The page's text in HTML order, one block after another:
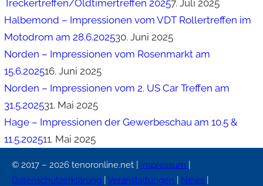
Treckertreffen/Oldtimertreffen 20257. Juli 2025
Halbemond – Impressionen vom VDT Rollertreffen im
Motodrom am 28.6.202530. Juni 2025
Norden – Impressionen vom Rosenmarkt am
15.6.202516. Juni 2025
Norden – Impressionen vom 2. US Car Treffen am
31.5.202531. Mai 2025
Hage – Impressionen der Gewerbeschau am 10.5 &
11.5.202511. Mai 2025
© 2017 – 2026 tenoronline.net | Impressum
Datenschutzerklärung
Veranstaltungen News